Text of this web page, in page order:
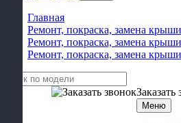
Главная
Ремонт, покраска, замена
Ремонт, покраска, замена
Ремонт, покраска, замена
Заказать
Меню